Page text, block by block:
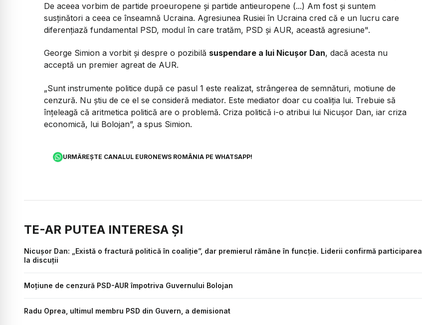
De aceea vorbim de partide proeuropene și partide antieuropene (...) Am fost și suntem
susținători a ceea ce înseamnă Ucraina. Agresiunea Rusiei în Ucraina cred că e un lucru care
diferențiază fundamental PSD, modul în care tratăm, PSD și AUR, această agresiune".
George Simion a vorbit și despre o pozibilă suspendare a lui Nicușor Dan, dacă acesta nu
acceptă un premier agreat de AUR.
„Sunt instrumente politice după ce pasul 1 este realizat, strângerea de semnături, motiune de
cenzură. Nu știu de ce el se consideră mediator. Este mediator doar cu coaliția lui. Trebuie să
înțeleagă că aritmetica politică are o problemă. Criza politică i-o atribui lui Nicușor Dan, iar criza
economică, lui Bolojan”, a spus Simion.
URMĂREȘTE CANALUL EURONEWS ROMÂNIA PE WHATSAPP!
TE-AR PUTEA INTERESA ȘI
Nicușor Dan: „Există o fractură politică în coaliție”, dar premierul rămâne în funcție. Liderii confirmă participarea
la discuții
Moțiune de cenzură PSD-AUR împotriva Guvernului Bolojan
Radu Oprea, ultimul membru PSD din Guvern, a demisionat